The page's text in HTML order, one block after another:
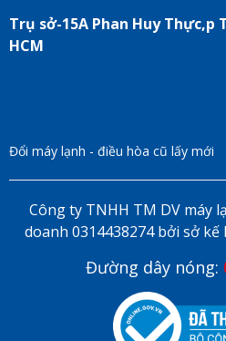
Trụ sở-15A Phan Huy Thực,p
HCM
Đổi máy lạnh - điều hòa cũ lấy mới
Công ty TNHH TM DV máy
doanh 0314438274 bởi sở
Đường dây nóng: